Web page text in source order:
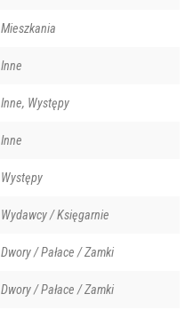
Mieszkania
Inne
Inne, Występy
Inne
Występy
Wydawcy / Księgarnie
Dwory / Pałace / Zamki
Dwory / Pałace / Zamki